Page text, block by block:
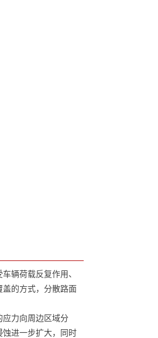
辆荷载反复作用、
的方式，分散路面
力向周边区域分
进一步扩大，同时